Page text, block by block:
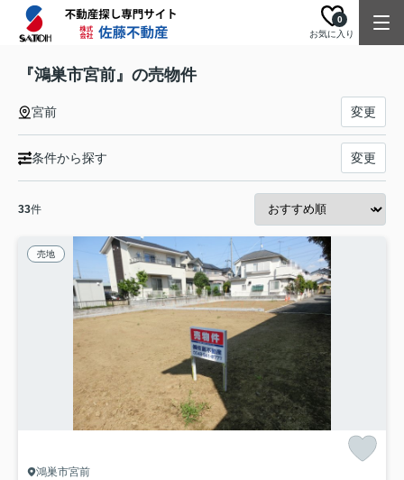
お気に入り
0
『鴻巣市宮前』の売物件
宮前 変更
条件から探す 変更
33件
売地
鴻巣市宮前